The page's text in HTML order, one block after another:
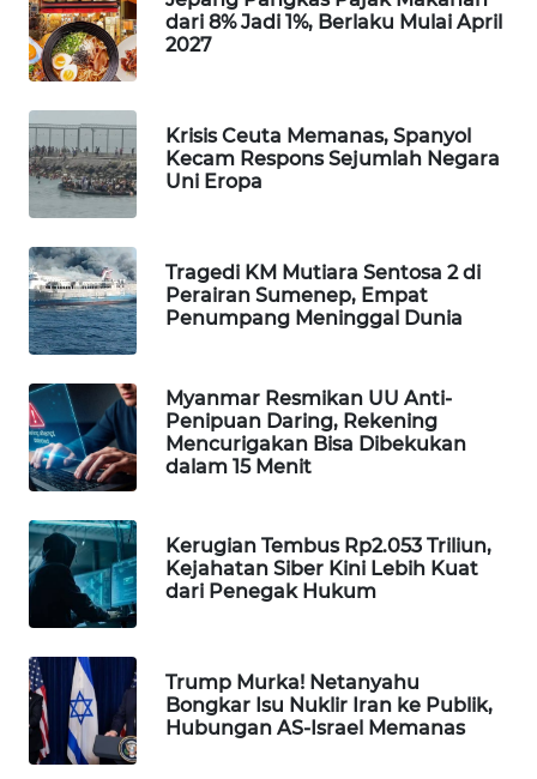
dari 8% Jadi 1%, Berlaku Mulai April
2027
Krisis Ceuta Memanas, Spanyol
Kecam Respons Sejumlah Negara
Uni Eropa
Tragedi KM Mutiara Sentosa 2 di
Perairan Sumenep, Empat
Penumpang Meninggal Dunia
Myanmar Resmikan UU Anti-
Penipuan Daring, Rekening
Mencurigakan Bisa Dibekukan
dalam 15 Menit
Kerugian Tembus Rp2.053 Triliun,
Kejahatan Siber Kini Lebih Kuat
dari Penegak Hukum
Trump Murka! Netanyahu
Bongkar Isu Nuklir Iran ke Publik,
Hubungan AS-Israel Memanas
PORTAL
KONSUMEN
FORWAMKI
ALPERKLINAS
TAMBANG
NEWS
SITUNGIR
NEWS
SIDIKALANG
SIBARAGAS
NEWS
METRO
SIANTAR
NEWS
METRO